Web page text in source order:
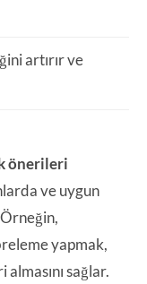
artırır ve
önerileri
ve uygun
yapmak,
sağlar.